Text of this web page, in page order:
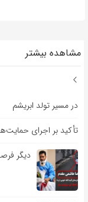
مشاهده بیشتر
در مسیر تولد ابریشم
تأکید بر اجرای
دیگر